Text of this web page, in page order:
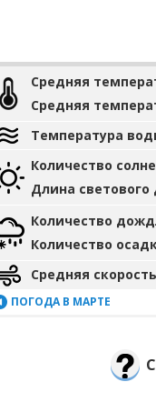
Средняя
Средняя
Температура
Количество
Длина светового
Количество
Количество
Средняя
ПОГОДА В МАРТЕ